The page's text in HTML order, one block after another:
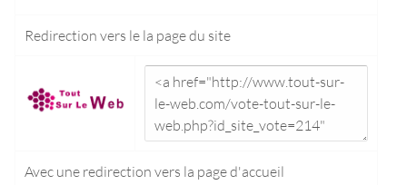
Redirection vers le la page du site
Avec une redirection vers la page d'accueil